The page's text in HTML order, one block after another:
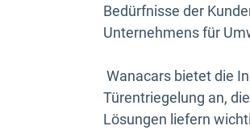
Bedürfnisse der
Unternehmens für
Wanacars bietet die
Türentriegelung an,
Lösungen liefern